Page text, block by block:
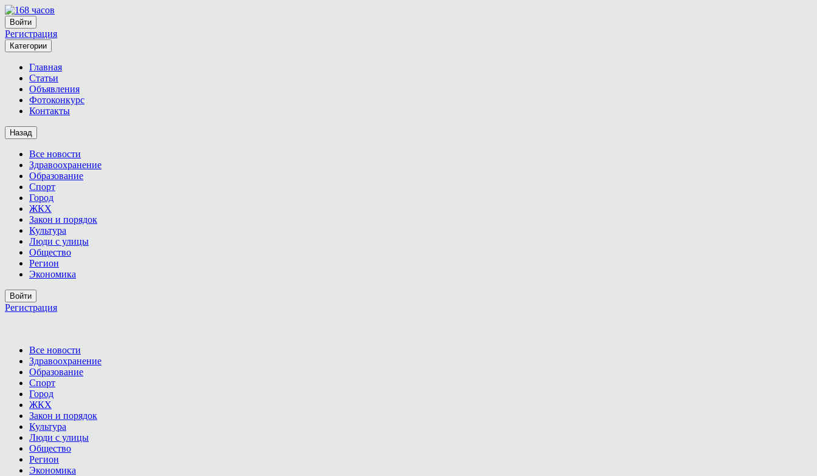
Войти
Регистрация
Категории
Главная
Статьи
Объявления
Фотоконкурс
Контакты
Назад
Все новости
Здравоохранение
Образование
Спорт
Город
ЖКХ
Закон и порядок
Культура
Люди с улицы
Общество
Регион
Экономика
Войти
Регистрация
Все новости
Здравоохранение
Образование
Спорт
Город
ЖКХ
Закон и порядок
Культура
Люди с улицы
Общество
Регион
Экономика